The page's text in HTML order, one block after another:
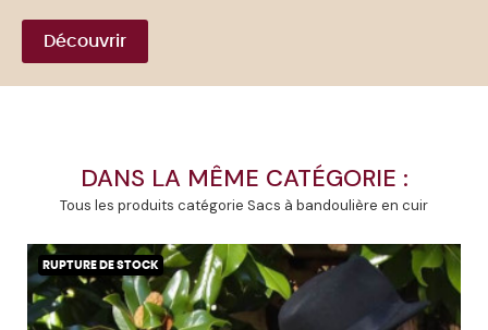
Découvrir
DANS LA MÊME CATÉGORIE :
Tous les produits catégorie Sacs à bandoulière en cuir
RUPTURE DE STOCK